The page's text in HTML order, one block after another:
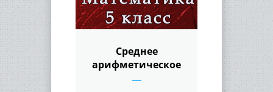
Среднее
арифметическое